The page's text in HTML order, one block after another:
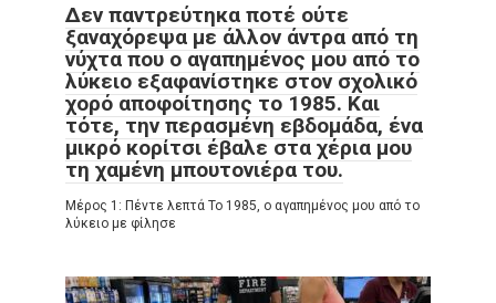
Δεν παντρεύτηκα ποτέ ούτε
ξαναχόρεψα με άλλον άντρα από τη
νύχτα που ο αγαπημένος μου από το
λύκειο εξαφανίστηκε στον σχολικό
χορό αποφοίτησης το 1985. Και
τότε, την περασμένη εβδομάδα, ένα
μικρό κορίτσι έβαλε στα χέρια μου
τη χαμένη μπουτονιέρα του.
Μέρος 1: Πέντε λεπτά Το 1985, ο αγαπημένος μου από το
λύκειο με φίλησε